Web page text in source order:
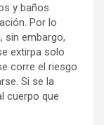
y baños
Por lo
sin embargo,
extirpa solo
corre el riesgo
Si se la
cuerpo que